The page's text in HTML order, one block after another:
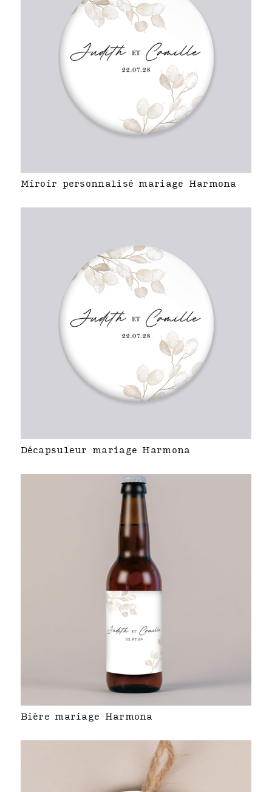
Miroir personnalisé mariage Harmona
Décapsuleur mariage Harmona
Bière mariage Harmona